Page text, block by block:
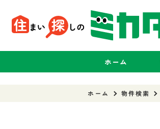
ホーム
ホーム 物件検索